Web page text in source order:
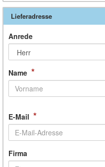
Lieferadresse
Anrede
Name *
E-Mail *
Firma